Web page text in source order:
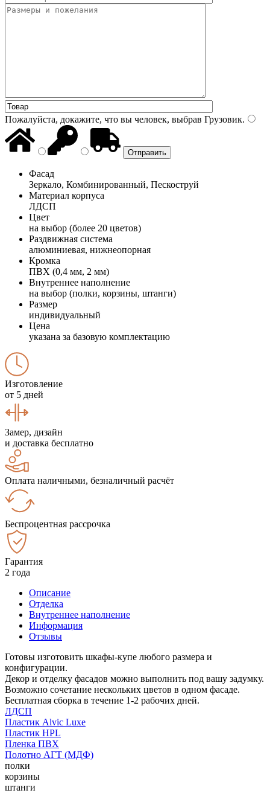
Пожалуйста, докажите, что вы человек, выбрав Грузовик.
Фасад
Зеркало, Комбинированный, Пескоструй
Материал корпуса
ЛДСП
Цвет
на выбор (более 20 цветов)
Раздвижная система
алюминиевая, нижнеопорная
Кромка
ПВХ (0,4 мм, 2 мм)
Внутреннее наполнение
на выбор (полки, корзины, штанги)
Размер
индивидуальный
Цена
указана за базовую комплектацию
Изготовление
от 5 дней
Замер, дизайн
и доставка бесплатно
Оплата наличными, безналичный расчёт
Беспроцентная рассрочка
Гарантия
2 года
Описание
Отделка
Внутреннее наполнение
Информация
Отзывы
Готовы изготовить шкафы-купе любого размера и
конфигурации.
Декор и отделку фасадов можно выполнить под вашу задумку.
Возможно сочетание нескольких цветов в одном фасаде.
Бесплатная сборка в течение 1-2 рабочих дней.
ЛДСП
Пластик Alvic Luxe
Пластик HPL
Пленка ПВХ
Полотно АГТ (МДФ)
полки
корзины
штанги